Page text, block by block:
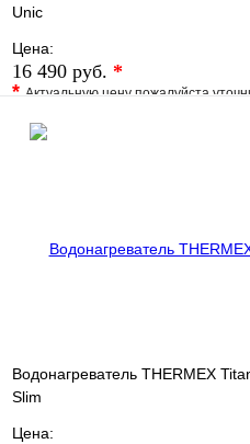
Unic
Цена:
16 490 руб. *
*Актуальную цену пожалуйста
В избранное
Водонагреватель THERMEX
Slim
Цена: